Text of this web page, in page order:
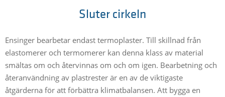
Sluter cirkeln
Ensinger bearbetar endast termoplaster. Till skillnad från
elastomerer och termomerer kan denna klass av material
smältas om och återvinnas om och om igen. Bearbetning och
återanvändning av plastrester är en av de viktigaste
åtgärderna för att förbättra klimatbalansen. Att bygga en